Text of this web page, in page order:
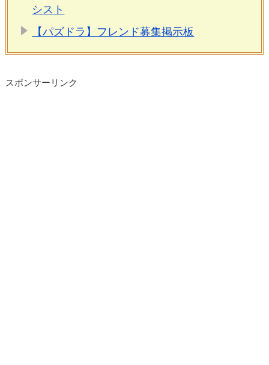
シスト
【パズドラ】フレンド募集掲示板
スポンサーリンク